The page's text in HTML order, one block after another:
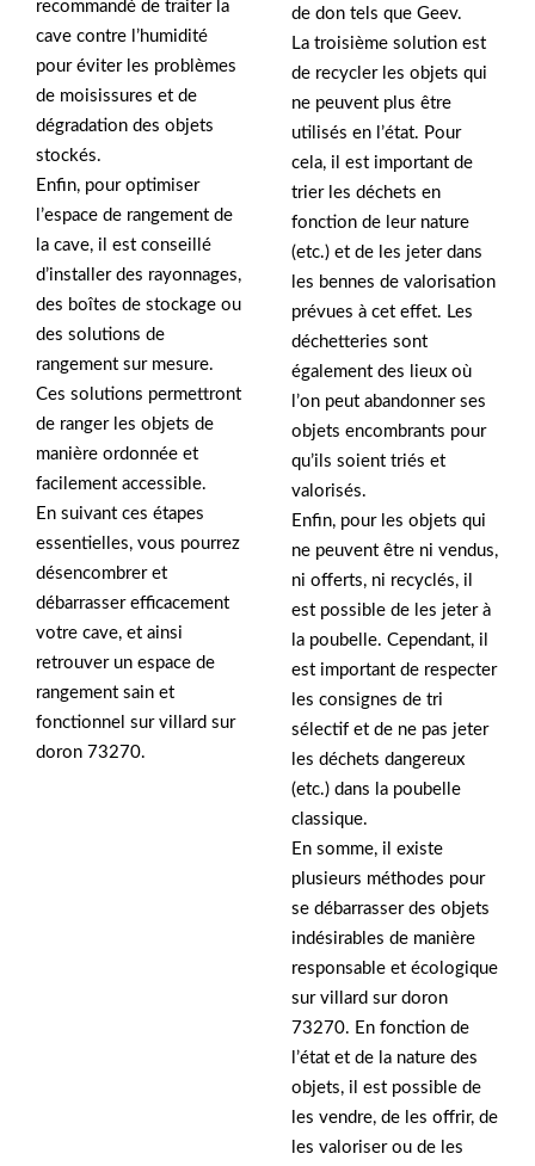
recommandé de traiter la
cave contre l’humidité
pour éviter les problèmes
de moisissures et de
dégradation des objets
stockés.
Enfin, pour optimiser
l’espace de rangement de
la cave, il est conseillé
d’installer des rayonnages,
des boîtes de stockage ou
des solutions de
rangement sur mesure.
Ces solutions permettront
de ranger les objets de
manière ordonnée et
facilement accessible.
En suivant ces étapes
essentielles, vous pourrez
désencombrer et
débarrasser efficacement
votre cave, et ainsi
retrouver un espace de
rangement sain et
fonctionnel sur villard sur
doron 73270.
de don tels que Geev.
La troisième solution est
de recycler les objets qui
ne peuvent plus être
utilisés en l’état. Pour
cela, il est important de
trier les déchets en
fonction de leur nature
(etc.) et de les jeter dans
les bennes de valorisation
prévues à cet effet. Les
déchetteries sont
également des lieux où
l’on peut abandonner ses
objets encombrants pour
qu’ils soient triés et
valorisés.
Enfin, pour les objets qui
ne peuvent être ni vendus,
ni offerts, ni recyclés, il
est possible de les jeter à
la poubelle. Cependant, il
est important de respecter
les consignes de tri
sélectif et de ne pas jeter
les déchets dangereux
(etc.) dans la poubelle
classique.
En somme, il existe
plusieurs méthodes pour
se débarrasser des objets
indésirables de manière
responsable et écologique
sur villard sur doron
73270. En fonction de
l’état et de la nature des
objets, il est possible de
les vendre, de les offrir, de
les valoriser ou de les